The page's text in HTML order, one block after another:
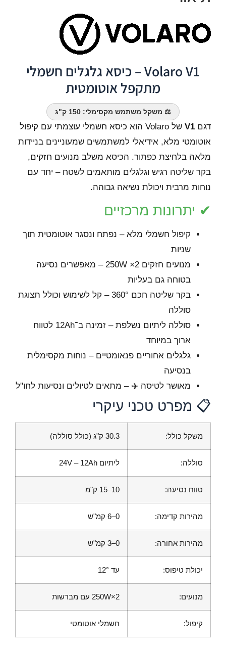
Volaro V1 – כיסא גלגלים חשמלי
מתקפל אוטומטית
⚖️ משקל משתמש מקסימלי: 150 ק"ג
דגם V1
של Volaro הוא כיסא חשמלי עוצמתי עם קיפול
אוטומטי מלא, אידיאלי למשתמשים שמעוניינים בניידות
מלאה בלחיצת כפתור. הכיסא משלב מנועים חזקים,
בקר שליטה רגיש וגלגלים מותאמים לשטח – יחד עם
נוחות מרבית ויכולת נשיאה גבוהה.
✔ יתרונות מרכזיים
קיפול חשמלי מלא – נפתח ונסגר אוטומטית תוך
שניות
מנועים חזקים 250W ×2 – מאפשרים נסיעה
בטוחה גם בעליות
בקר שליטה חכם 360° – קל לשימוש וכולל תצוגת
סוללה
סוללה ליתיום נשלפת – זמינה ב־12Ah לטווח
ארוך במיוחד
גלגלים אחוריים פנאומטיים – נוחות מקסימלית
בנסיעה
מאושר לטיסה ✈️ – מתאים לטיולים ונסיעות לחו"ל
📋 מפרט טכני עיקרי
משקל כולל: 30.3 ק"ג (כולל סוללה)
סוללה: ליתיום 24V – 12Ah
טווח נסיעה: 10–15 ק"מ
מהירות קדימה: 0–6 קמ"ש
מהירות אחורה: 0–3 קמ"ש
יכולת טיפוס: עד 12°
מנועים: 2×250W עם מברשות
קיפול: חשמלי אוטומטי